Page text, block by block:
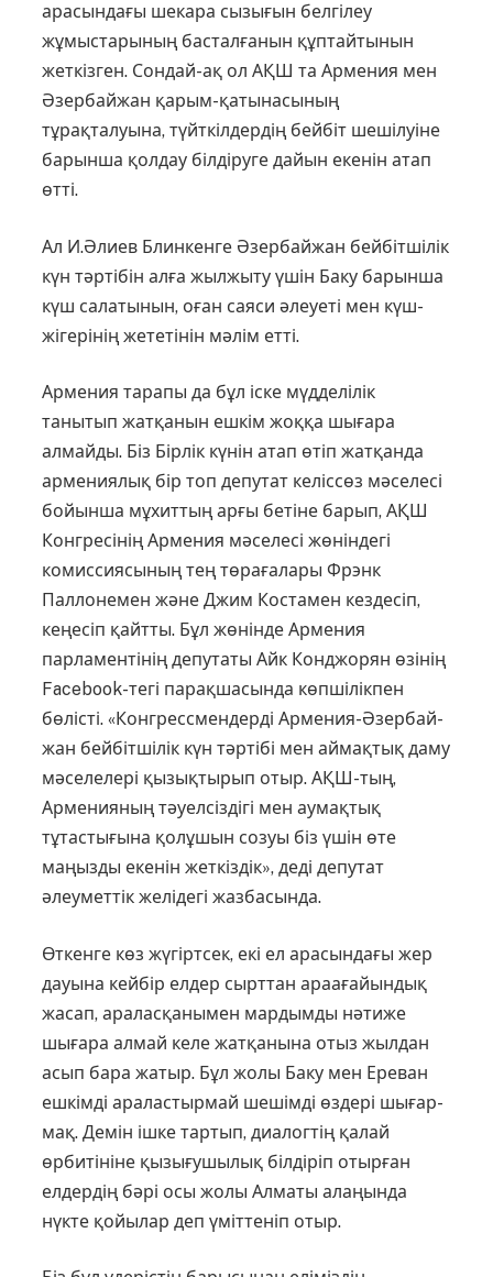
арасындағы шекара сызығын белгілеу
жұмыстарының басталғанын құптайтынын
жеткізген. Сондай-ақ ол АҚШ та Армения мен
Әзербайжан қарым-қатынасының
тұрақталуына, түйткілдердің бейбіт шешілуіне
барынша қолдау білдіруге дайын екенін атап
өтті.
Ал И.Әлиев Блинкенге Әзербайжан бейбітшілік
күн тәртібін алға жылжыту үшін Баку барынша
күш салатынын, оған саяси әлеуеті мен күш-
жігерінің жететінін мәлім етті.
Армения тарапы да бұл іске мүдде­лілік
танытып жатқанын ешкім жоққа шығара
алмайды. Біз Бірлік күнін атап өтіп жатқанда
армениялық бір топ депутат келіссөз мәселесі
бойынша мұ­хит­тың арғы бетіне барып, АҚШ
Кон­г­ресінің Армения мәселесі жөніндегі
комиссиясының тең төрағалары Фрэнк
Паллонемен және Джим Костамен кездесіп,
кеңесіп қайтты. Бұл жөнінде Армения
парламентінің депутаты Айк Конджорян өзінің
Facebook-тегі парақ­шасында көпшілікпен
бөліс­ті. «Конгрессмендерді Армения-Әзер­бай­
жан бейбітшілік күн тәртібі мен аймақ­тық даму
мәселелері қызықтырып отыр. АҚШ-тың,
Арменияның тәуелсіздігі мен аумақтық
тұтастығына қолұшын созуы біз үшін өте
маңызды екенін жеткіздік», деді депутат
әлеуметтік желі­дегі жазбасында.
Өткенге көз жүгіртсек, екі ел арасын­дағы жер
дауына кейбір елдер сырттан араағайындық
жасап, араласқанымен мардымды нәтиже
шығара алмай келе жатқанына отыз жылдан
асып бара жатыр. Бұл жолы Баку мен Ереван
ешкім­­ді араластырмай шешімді өздері шығар­
мақ. Демін ішке тартып, диалогтің қа­лай
өрбитініне қызығушылық білдіріп отырған
елдердің бәрі осы жолы Алматы алаңында
нүкте қойылар деп үміттеніп отыр.